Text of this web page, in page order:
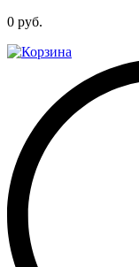
0 руб.